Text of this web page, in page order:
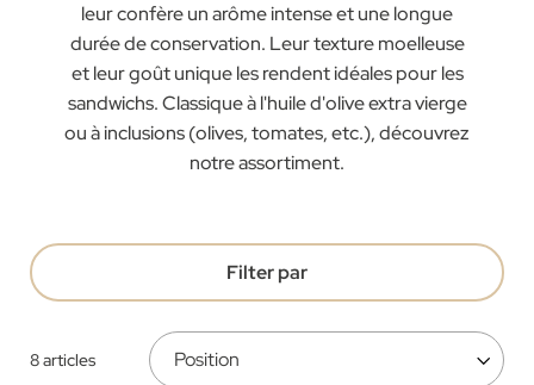
leur confère un arôme intense et une longue
durée de conservation. Leur texture moelleuse
et leur goût unique les rendent idéales pour les
sandwichs. Classique à l'huile d'olive extra vierge
ou à inclusions (olives, tomates, etc.), découvrez
notre assortiment.
8articles
Filter par